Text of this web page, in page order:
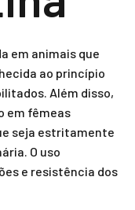
em animais que
ao princípio
Além disso,
em fêmeas
seja estritamente
O uso
e resistência dos